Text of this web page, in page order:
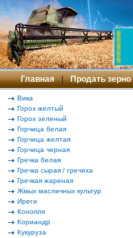
Главная | Продать
Вика
Горох желтый
Горох зеленый
Горчица белая
Горчица желтая
Горчица черная
Гречка белая
Гречка сырая / гречиха
Гречкая жареная
Жмых масличных культур
Иреги
Конопля
Кориандр
Кукуруза